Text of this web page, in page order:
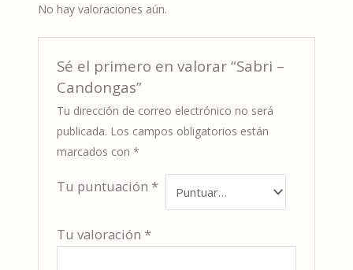
No hay valoraciones aún.
Sé el primero en valorar “Sabri –
Candongas”
Tu dirección de correo electrónico no será
publicada. Los campos obligatorios están
marcados con*
Tu puntuación *
Tu valoración *